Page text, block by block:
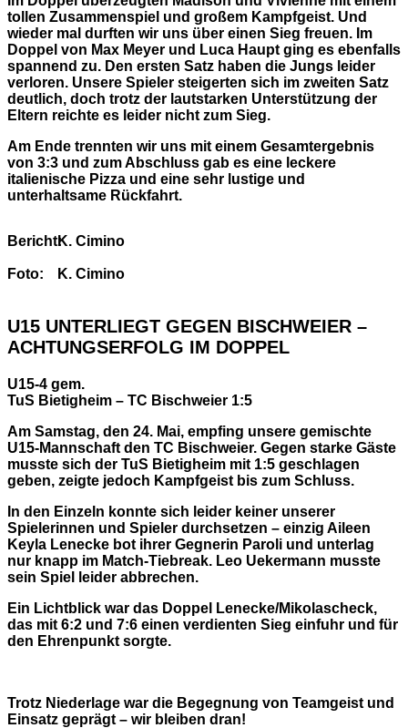
tollen Zusammenspiel und großem Kampfgeist. Und
wieder mal durften wir uns über einen Sieg freuen. Im
Doppel von Max Meyer und Luca Haupt ging es ebenfalls
spannend zu. Den ersten Satz haben die Jungs leider
verloren. Unsere Spieler steigerten sich im zweiten Satz
deutlich, doch trotz der lautstarken Unterstützung der
Eltern reichte es leider nicht zum Sieg.
Am Ende trennten wir uns mit einem Gesamtergebnis
von 3:3 und zum Abschluss gab es eine leckere
italienische Pizza und eine sehr lustige und
unterhaltsame Rückfahrt.
Bericht:
Foto:
K. Cimino
K. Cimino
U15 UNTERLIEGT GEGEN BISCHWEIER –
ACHTUNGSERFOLG IM DOPPEL
U15-4 gem.
TuS Bietigheim – TC Bischweier 1:5
Am Samstag, den 24. Mai, empfing unsere gemischte
U15-Mannschaft den TC Bischweier. Gegen starke Gäste
musste sich der TuS Bietigheim mit 1:5 geschlagen
geben, zeigte jedoch Kampfgeist bis zum Schluss.
In den Einzeln konnte sich leider keiner unserer
Spielerinnen und Spieler durchsetzen – einzig Aileen
Keyla Lenecke bot ihrer Gegnerin Paroli und unterlag
nur knapp im Match-Tiebreak. Leo Uekermann musste
sein Spiel leider abbrechen.
Ein Lichtblick war das Doppel Lenecke/Mikolascheck,
das mit 6:2 und 7:6 einen verdienten Sieg einfuhr und für
den Ehrenpunkt sorgte.
Trotz Niederlage war die Begegnung von Teamgeist und
Einsatz geprägt – wir bleiben dran!